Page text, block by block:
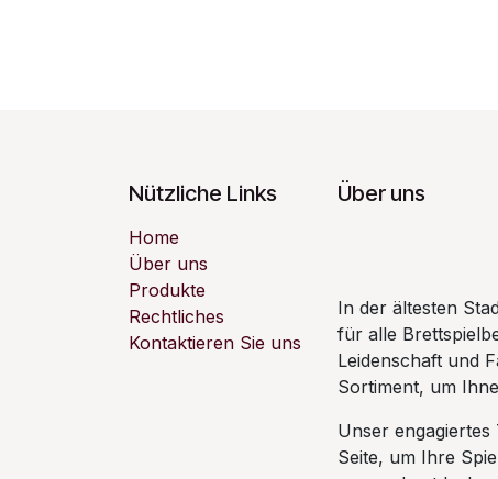
Nützliche Links
Home
Über uns
Produkte
Rechtliches
Kontaktieren Sie uns
Über uns
In der ältesten
für alle
Leidenschaft und
Sortiment, um
Unser
Seite, um Ihre